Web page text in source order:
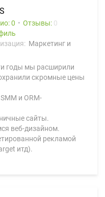
0 Отзывы: 0
Маркетинг и
годы мы расширили
скромные цены
и ORM-
сайты.
веб-дизайном.
рекламой
итд).